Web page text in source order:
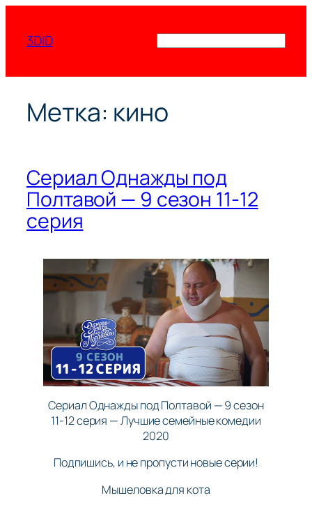
содержимому
3DID
Метка: кино
Сериал Однажды под
Полтавой — 9 сезон 11-12
серия
Сериал Однажды под Полтавой — 9 сезон
11-12 серия — Лучшие семейные комедии
2020
Подпишись, и не пропусти новые серии!
Мышеловка для кота